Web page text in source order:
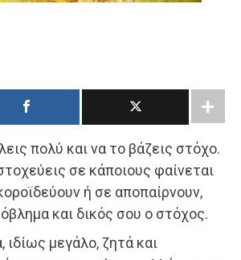
πολύ και να το βάζεις στόχο.
σε κάποιους φαίνεται
ή σε αποπαίρνουν,
και δικός σου ο στόχος.
ιδίως μεγάλο, ζητά και